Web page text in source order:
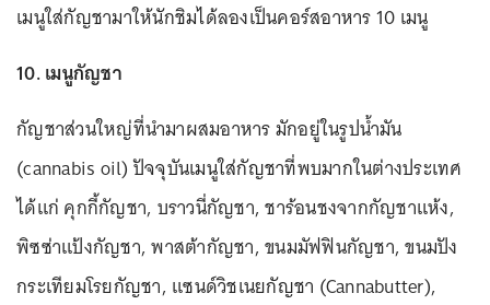
เมนูใส่กัญชามาให้นักชิมได้ลองเป็นคอร์สอาหาร 10 เมนู
10. เมนูกัญชา
กัญชาส่วนใหญ่ที่นำมาผสมอาหาร มักอยู่ในรูปน้ำมัน
(cannabis oil) ปัจจุบันเมนูใส่กัญชาที่พบมากในต่างประเทศ
ได้แก่ คุกกี้กัญชา, บราวนี่กัญชา, ชาร้อนชงจากกัญชาแห้ง,
พิซซ่าแป้งกัญชา, พาสต้ากัญชา, ขนมมัฟฟินกัญชา, ขนมปัง
กระเทียมโรยกัญชา, แซนด์วิชเนยกัญชา (Cannabutter),